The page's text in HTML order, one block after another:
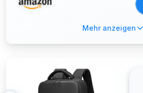
Mehr anzeigen